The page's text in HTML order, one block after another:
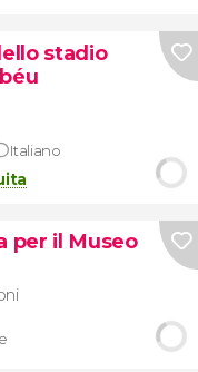
stadio
Italiano
per il Museo